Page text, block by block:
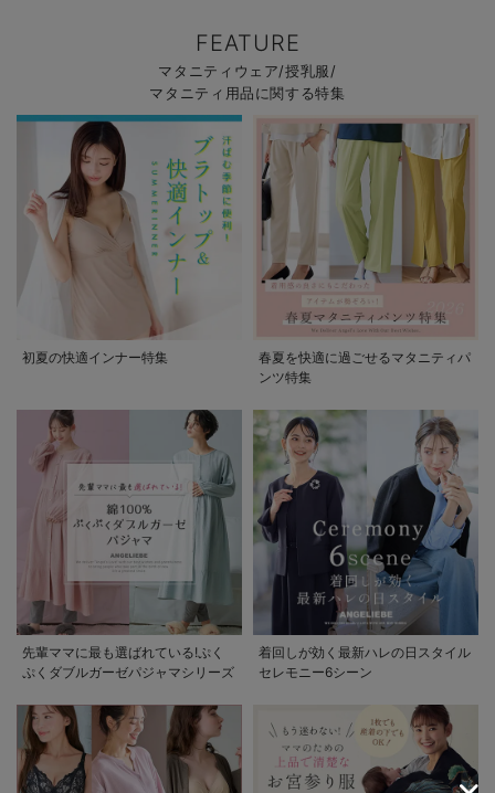
FEATURE
マタニティウェア/授乳服/
マタニティ用品に関する特集
初夏の快適インナー特集
春夏を快適に過ごせるマタニティパ
ンツ特集
先輩ママに最も選ばれている!ぷく
ぷくダブルガーゼパジャマシリーズ
着回しが効く最新ハレの日スタイル
セレモニー6シーン